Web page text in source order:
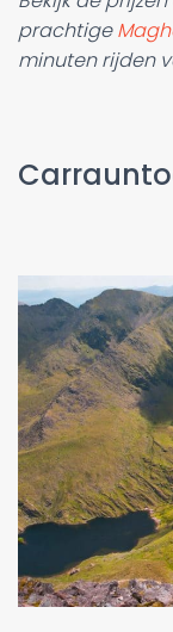
prachtige
minuten rijden